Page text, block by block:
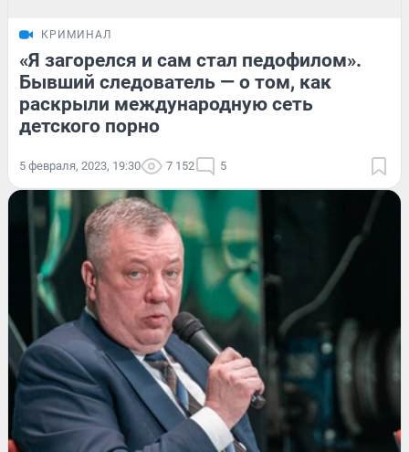
КРИМИНАЛ
«Я загорелся и сам стал педофилом».
Бывший следователь — о том, как
раскрыли международную сеть
детского порно
5 февраля, 2023, 19:30 7 152 5